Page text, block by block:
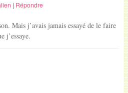
| Répondre
Mais j’avais jamais essayé de le faire
j’essaye.